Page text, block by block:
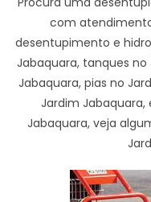
com
desentupimento e
Jabaquara, tanques
Jabaquara, pias no
Jardim Jabaquara,
Jabaquara, veja